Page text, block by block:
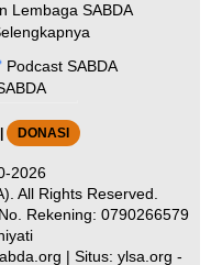
Lembaga SABDA
Podcast SABDA
DONASI
2026
All Rights Reserved.
Rekening: 0790266579
| Situs: ylsa.org -